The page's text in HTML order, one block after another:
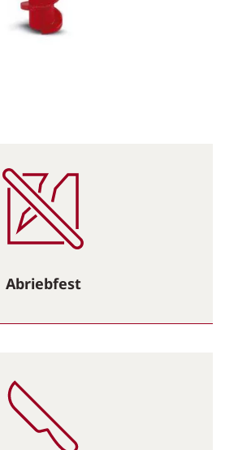
Abriebfest